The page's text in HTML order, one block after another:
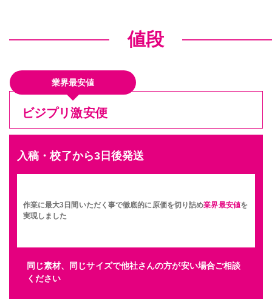
値段
業界最安値
ビジプリ激安便
入稿・校了から3日後発送
作業に最大3日間いただく事で徹底的に原価を切り詰め業界最安値を
実現しました
同じ素材、同じサイズで他社さんの方が安い場合ご相談
ください